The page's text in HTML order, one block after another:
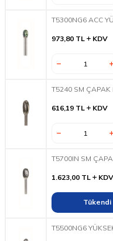
T5300NG6 ACC
973,80 TL KDV
T5240 SM ÇAPAK
616,19 TL KDV
T5700IN SM
1.623,00 TL KDV
Tükendi
T5500NG6